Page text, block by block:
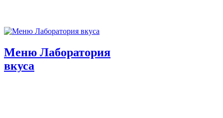
Меню Лаборатория
вкуса